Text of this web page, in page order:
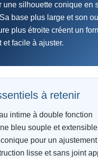
une silhouette conique en
base plus large et son
plus étroite créent un
et facile à ajuster.
à retenir
intime à double fonction
bleu souple et extensible
pour un
lisse et sans joint